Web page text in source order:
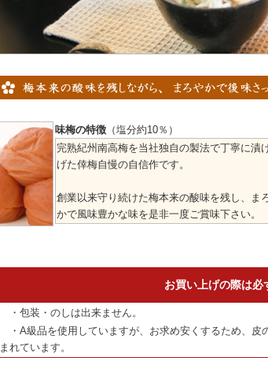
味梅の特徴（塩分約10％）
完熟紀州南高梅を当社独自の製法で丁寧に漬
げた倖梅自慢の自信作です。
創業以来守り続けた梅本来の酸味を残し、ま
かで風味豊かな味を是非一度ご賞味下さい。
お買い上げの際は必
・包装・のしは出来ません。
・A級品を使用していますが、お求め安くするため、皮
まれています。